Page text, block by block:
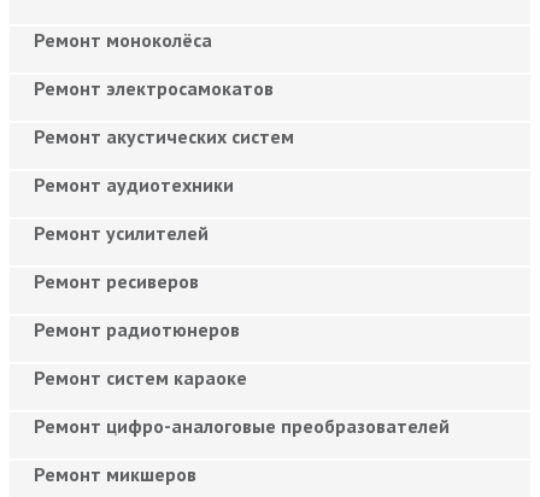
Ремонт моноколёса
Ремонт электросамокатов
Ремонт акустических систем
Ремонт аудиотехники
Ремонт усилителей
Ремонт ресиверов
Ремонт радиотюнеров
Ремонт систем караоке
Ремонт цифро-аналоговые преобразователей
Ремонт микшеров